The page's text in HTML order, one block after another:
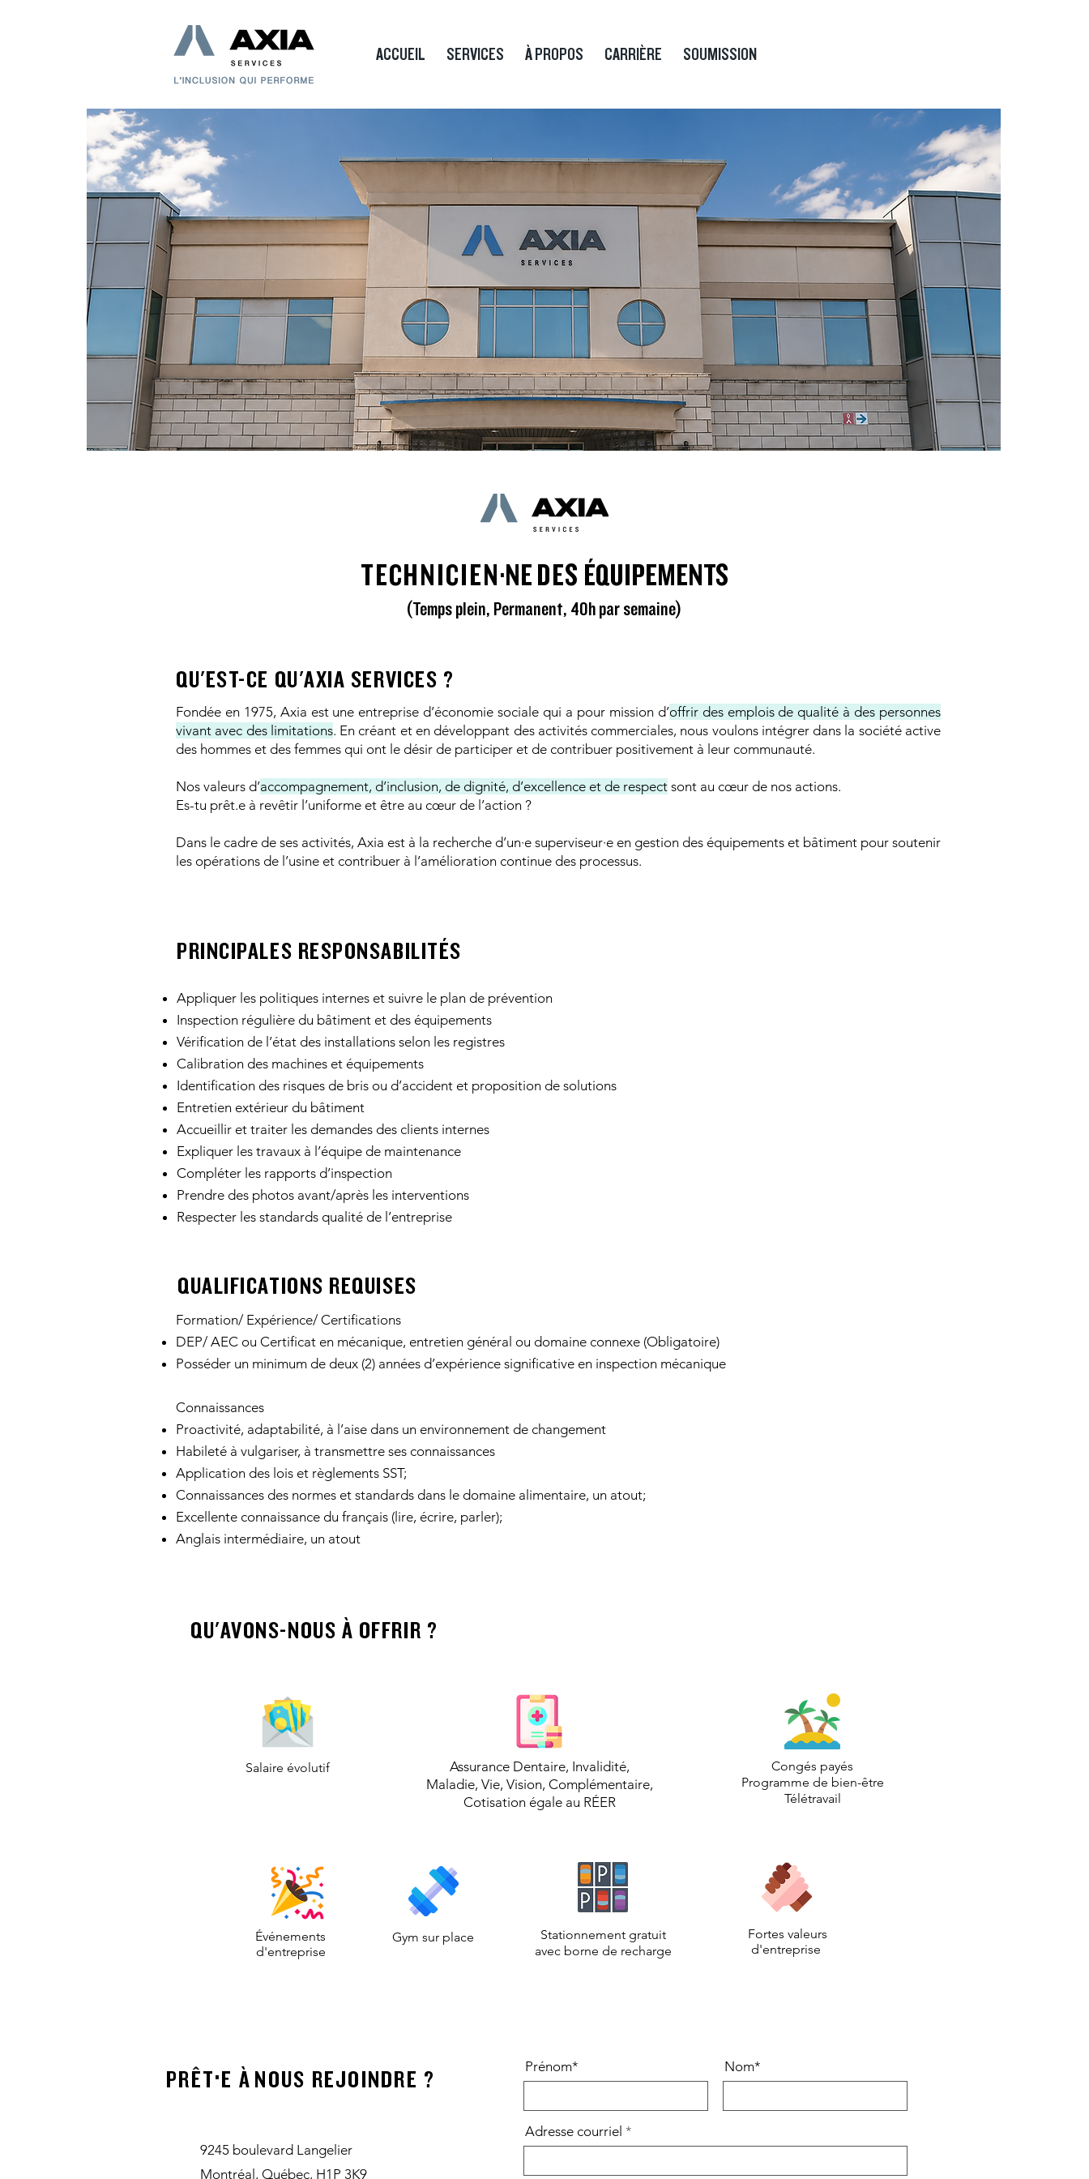
ACCUEIL SERVICES À PROPOS CARRIÈRE SOUMISSION
TECHNICIEN·NE DES ÉQUIPEMENTS
(Temps plein, Permanent, 40h par semaine)
QU'EST-CE QU'AXIA SERVICES ?
Fondée en 1975, Axia est une entreprise d’économie sociale qui a pour mission d’offrir des emplois de qualité à des personnes
vivant avec des limitations. En créant et en développant des activités commerciales, nous voulons intégrer dans la société active
des hommes et des femmes qui ont le désir de participer et de contribuer positivement à leur communauté.
Nos valeurs d’accompagnement, d’inclusion, de dignité, d’excellence et de respect sont au cœur de nos actions.
Es-tu prêt.e à revêtir l’uniforme et être au cœur de l’action ?
Dans le cadre de ses activités, Axia est à la recherche d’un·e superviseur·e en gestion des équipements et bâtiment pour soutenir
les opérations de l’usine et contribuer à l’amélioration continue des processus.
PRINCIPALES RESPONSABILITÉS
Appliquer les politiques internes et suivre le plan de prévention
Inspection régulière du bâtiment et des équipements
Vérification de l’état des installations selon les registres
Calibration des machines et équipements
Identification des risques de bris ou d’accident et proposition de solutions
Entretien extérieur du bâtiment
Accueillir et traiter les demandes des clients internes
Expliquer les travaux à l’équipe de maintenance
Compléter les rapports d’inspection
Prendre des photos avant/après les interventions
Respecter les standards qualité de l’entreprise
QUALIFICATIONS REQUISES
Formation/ Expérience/ Certifications
DEP/ AEC ou Certificat en mécanique, entretien général ou domaine connexe (Obligatoire)
Posséder un minimum de deux (2) années d’expérience significative en inspection mécanique
Connaissances
Proactivité, adaptabilité, à l’aise dans un environnement de changement
Habileté à vulgariser, à transmettre ses connaissances
Application des lois et règlements SST;
Connaissances des normes et standards dans le domaine alimentaire, un atout;
Excellente connaissance du français (lire, écrire, parler);
Anglais intermédiaire, un atout
QU'AVONS-NOUS À OFFRIR ?
Salaire évolutif
Assurance Dentaire, Invalidité,
Maladie, Vie, Vision, Complémentaire,
Cotisation égale au RÉER
Gym sur place
Événements
d'entreprise
Stationnement gratuit
avec borne de recharge
Congés payés
Programme de bien-être
Télétravail
Fortes valeurs
d'entreprise
PRÊT·E À NOUS REJOINDRE ?
9245 boulevard Langelier
Montréal, Québec, H1P 3K9
Prénom* Nom*
Adresse courriel